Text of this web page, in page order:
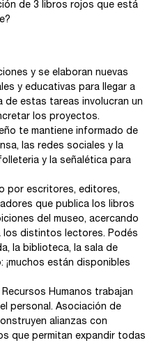
de 3 libros rojos que está
y se elaboran nuevas
y educativas para llegar a
de estas tareas involucran un
los proyectos.
te mantiene informado de
las redes sociales y la
y la señalética para
por escritores, editores,
que publica los libros
del museo, acercando
los distintos lectores. Podés
la biblioteca, la sala de
¡muchos están disponibles
Humanos trabajan
personal. Asociación de
alianzas con
que permitan expandir todas